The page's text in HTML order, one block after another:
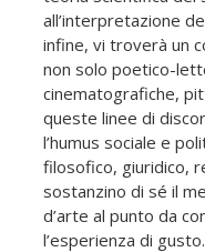
all’interpretazione
infine, vi troverà un
non solo poetico-
cinematografiche,
queste linee di
l’humus sociale e
filosofico, giuridico,
sostanzino di sé il
d’arte al punto da
l’esperienza di gusto.